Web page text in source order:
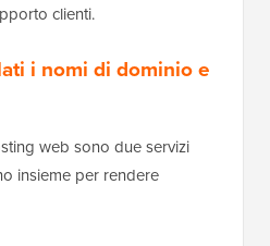
clienti.
i nomi di dominio e
web sono due servizi
insieme per rendere